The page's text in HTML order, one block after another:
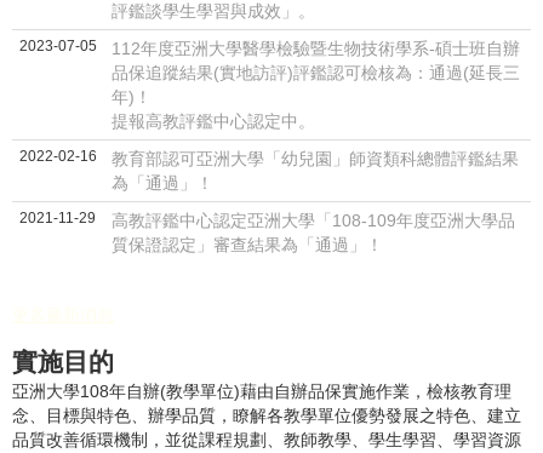
評鑑談學生學習與成效」。
2023-07-05
112年度亞洲大學醫學檢驗暨生物技術學系-碩士班自辦
品保追蹤結果(實地訪評)評鑑認可檢核為：通過(延長三
年)！
提報高教評鑑中心認定中。
2022-02-16
教育部認可亞洲大學「幼兒園」師資類科總體評鑑結果
為「通過」！
2021-11-29
高教評鑑中心認定亞洲大學「108-109年度亞洲大學品
質保證認定」審查結果為「通過」！
實施目的
亞洲大學108年自辦(教學單位)藉由自辦品保實施作業，檢核教育理
念、目標與特色、辦學品質，瞭解各教學單位優勢發展之特色、建立
品質改善循環機制，並從課程規劃、教師教學、學生學習、學習資源